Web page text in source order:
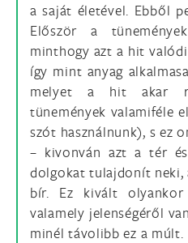
a saját életével. Ebből
Először a
minthogy azt a hit
így mint anyag
melyet a hit akar
tünemények valamiféle
szót használnunk), s ez
– kivonván azt a tér
dolgokat tulajdonít neki,
bír. Ez kivált
valamely jelenségéről
minél távolibb ez a múlt.